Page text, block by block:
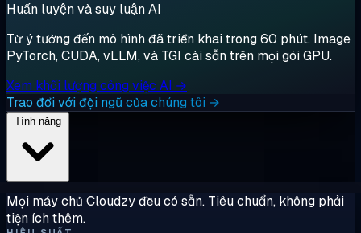
Huấn luyện và suy luận AI
Từ ý tưởng đến mô hình đã triển khai trong 60 phút. Image
PyTorch, CUDA, vLLM, và TGI cài sẵn trên mọi gói GPU.
Xem khối lượng công việc AI →
Trao đổi với đội ngũ của chúng tôi →
Mọi máy chủ Cloudzy đều có sẵn. Tiêu chuẩn, không phải
tiện ích thêm.